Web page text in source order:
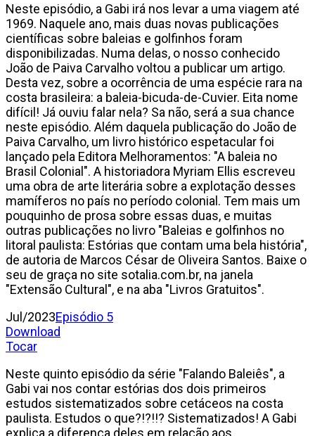
Neste episódio, a Gabi irá nos levar a uma viagem até
1969. Naquele ano, mais duas novas publicações
científicas sobre baleias e golfinhos foram
disponibilizadas. Numa delas, o nosso conhecido
João de Paiva Carvalho voltou a publicar um artigo.
Desta vez, sobre a ocorrência de uma espécie rara na
costa brasileira: a baleia-bicuda-de-Cuvier. Eita nome
difícil! Já ouviu falar nela? Sa não, será a sua chance
neste episódio. Além daquela publicação do João de
Paiva Carvalho, um livro histórico espetacular foi
lançado pela Editora Melhoramentos: "A baleia no
Brasil Colonial". A historiadora Myriam Ellis escreveu
uma obra de arte literária sobre a explotação desses
mamíferos no país no período colonial. Tem mais um
pouquinho de prosa sobre essas duas, e muitas
outras publicações no livro "Baleias e golfinhos no
litoral paulista: Estórias que contam uma bela história",
de autoria de Marcos César de Oliveira Santos. Baixe o
seu de graça no site sotalia.com.br, na janela
"Extensão Cultural", e na aba "Livros Gratuitos".
Jul/2023Episódio 5
Download
Tocar
Neste quinto episódio da série "Falando Baleiês", a
Gabi vai nos contar estórias dos dois primeiros
estudos sistematizados sobre cetáceos na costa
paulista. Estudos o que?!?!!? Sistematizados! A Gabi
explica a diferença deles em relação aos